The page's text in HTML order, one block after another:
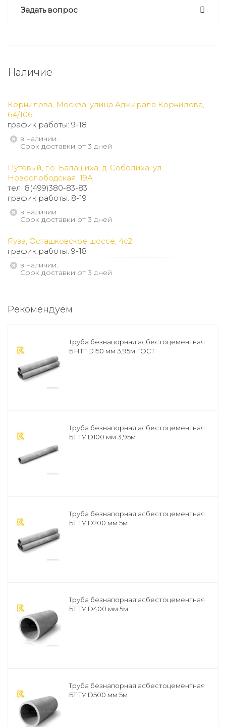
Задать вопрос
Наличие
Корнилова, Москва, улица Адмирала Корнилова,
64/1061
график работы: 9-18
В наличии.
Срок доставки от 3 дней
Путевый, г.о. Балашиха, д. Соболиха, ул.
Новослободская, 19А
тел: 8(499)380-83-83
график работы: 8-19
В наличии.
Срок доставки от 3 дней
Яуза, Осташковское шоссе, 4с2
график работы: 9-18
В наличии.
Срок доставки от 3 дней
Рекомендуем
Труба безнапорная асбестоцементная
БНТТ D150 мм 3,95м ГОСТ
Труба безнапорная асбестоцементная
БТ ТУ D100 мм 3,95м
Труба безнапорная асбестоцементная
БТ ТУ D200 мм 5м
Труба безнапорная асбестоцементная
БТ ТУ D400 мм 5м
Труба безнапорная асбестоцементная
БТ ТУ D500 мм 5м